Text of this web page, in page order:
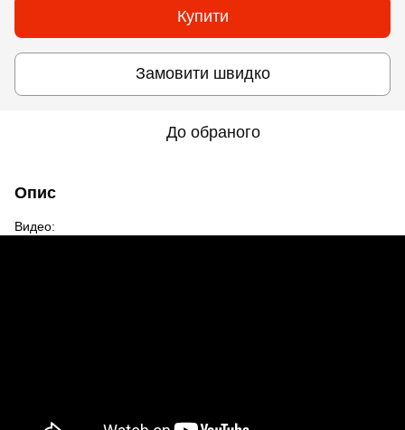
Купити
Замовити швидко
До обраного
Опис
Видео: